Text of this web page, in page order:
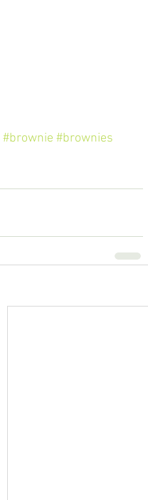
#brownie #brownies